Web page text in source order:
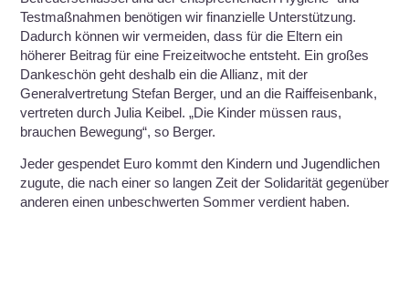
Testmaßnahmen benötigen wir finanzielle Unterstützung.
Dadurch können wir vermeiden, dass für die Eltern ein
höherer Beitrag für eine Freizeitwoche entsteht. Ein großes
Dankeschön geht deshalb ein die Allianz, mit der
Generalvertretung Stefan Berger, und an die Raiffeisenbank,
vertreten durch Julia Keibel. „Die Kinder müssen raus,
brauchen Bewegung“, so Berger.
Jeder gespendet Euro kommt den Kindern und Jugendlichen
zugute, die nach einer so langen Zeit der Solidarität gegenüber
anderen einen unbeschwerten Sommer verdient haben.